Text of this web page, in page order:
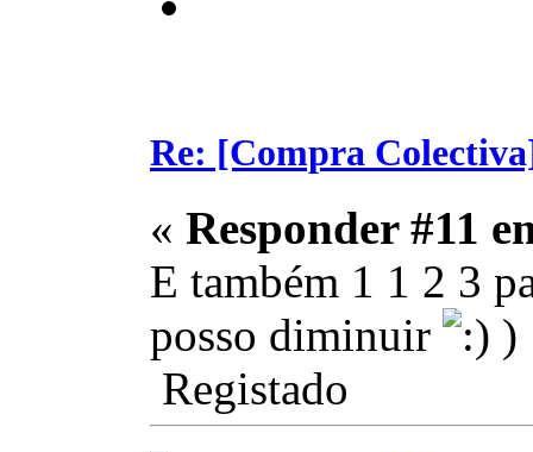
Re: [Compra
« Responder #11
E também 1 1 2 3
posso diminuir
)
Registado